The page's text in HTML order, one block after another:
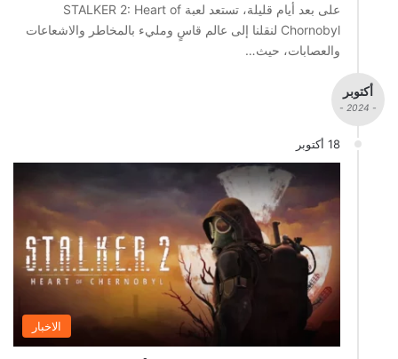
على بعد أيام قليلة، تستعد لعبة STALKER 2: Heart of
Chornobyl لنقلنا إلى عالم قاسٍ ومليء بالمخاطر والاشعاعات
والعصابات، حيث…
أكتوبر
- 2024 -
18 أكتوبر
الاخبار